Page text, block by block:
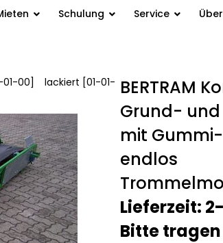
Schulung Service
00]
lackiert [01-01- BERTRAM
Grund- und
mit Gummi-
endlos
Lieferzeit:
Bitte